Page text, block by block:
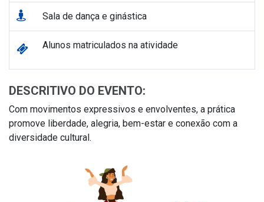
Sala de dança e ginástica
Alunos matriculados na atividade
DESCRITIVO DO EVENTO:
Com movimentos expressivos e envolventes, a prática
promove liberdade, alegria, bem-estar e conexão com a
diversidade cultural.